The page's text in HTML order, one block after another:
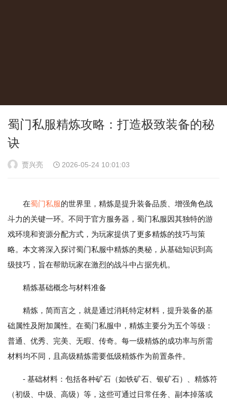
蜀门私服精炼攻略：打造极致装备的秘
诀
贾兴亮 2026-05-24 10:01:03
在蜀门私服的世界里，精炼是提升装备品质、增强角色战
斗力的关键一环。不同于官方服务器，蜀门私服因其独特的游
戏环境和资源分配方式，为玩家提供了更多精炼的技巧与策
略。本文将深入探讨蜀门私服中精炼的奥秘，从基础知识到高
级技巧，旨在帮助玩家在激烈的战斗中占据先机。
精炼基础概念与材料准备
精炼，简而言之，就是通过消耗特定材料，提升装备的基
础属性及附加属性。在蜀门私服中，精炼主要分为五个等级：
普通、优秀、完美、无暇、传奇。每一级精炼的成功率与所需
材料均不同，且高级精炼需要低级精炼作为前置条件。
- 基础材料：包括各种矿石（如铁矿石、银矿石）、精炼符
（初级、中级、高级）等，这些可通过日常任务、副本掉落或